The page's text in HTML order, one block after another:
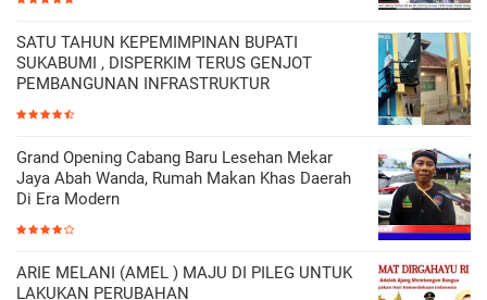
SATU TAHUN KEPEMIMPINAN BUPATI
SUKABUMI , DISPERKIM TERUS GENJOT
PEMBANGUNAN INFRASTRUKTUR
Grand Opening Cabang Baru Lesehan Mekar
Jaya Abah Wanda, Rumah Makan Khas Daerah
Di Era Modern
ARIE MELANI (AMEL ) MAJU DI PILEG UNTUK
LAKUKAN PERUBAHAN